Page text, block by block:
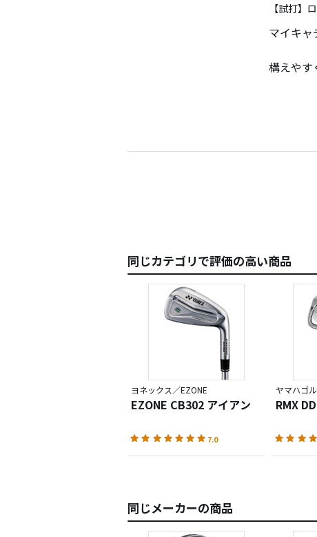
【試打】
マイキャ
構えやす
いつも
いいクラ
同じカテゴリで評価の高い商品
ヨネックス／EZONE
EZONE CB302 アイアン
7.0
ヤマハゴ
RMX
同じメーカーの商品